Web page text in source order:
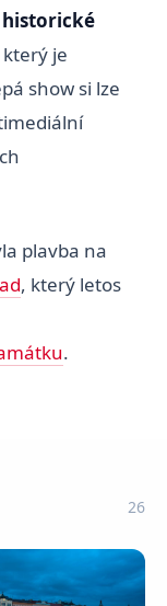
který je
show si lze
plavba na
, který letos
.
26